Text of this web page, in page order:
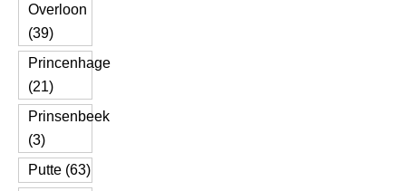
Overloon
(39)
Princenhage
(21)
Prinsenbeek
(3)
Putte (63)